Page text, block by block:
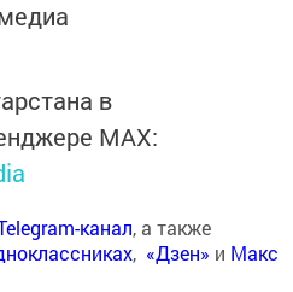
в
MАХ:
канал, а также
, «Дзен» и Макс